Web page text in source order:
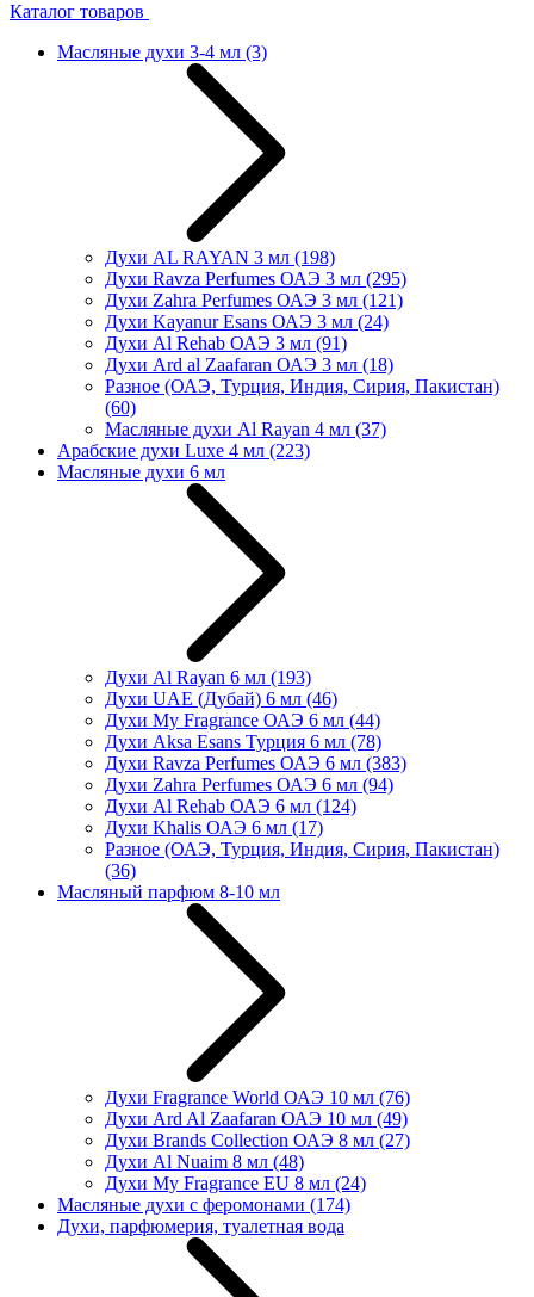
Каталог товаров
Масляные духи 3-4 мл (3)
Духи AL RAYAN 3 мл (198)
Духи Ravza Perfumes ОАЭ 3 мл (295)
Духи Zahra Perfumes ОАЭ 3 мл (121)
Духи Kayanur Esans ОАЭ 3 мл (24)
Духи Al Rehab ОАЭ 3 мл (91)
Духи Ard al Zaafaran ОАЭ 3 мл (18)
Разное (ОАЭ, Турция, Индия, Сирия, Пакистан)
(60)
Масляные духи Al Rayan 4 мл (37)
Арабские духи Luxe 4 мл (223)
Масляные духи 6 мл
Духи Al Rayan 6 мл (193)
Духи UAE (Дубай) 6 мл (46)
Духи My Fragrance ОАЭ 6 мл (44)
Духи Aksa Esans Турция 6 мл (78)
Духи Ravza Perfumes ОАЭ 6 мл (383)
Духи Zahra Perfumes ОАЭ 6 мл (94)
Духи Al Rehab ОАЭ 6 мл (124)
Духи Khalis ОАЭ 6 мл (17)
Разное (ОАЭ, Турция, Индия, Сирия, Пакистан)
(36)
Масляный парфюм 8-10 мл
Духи Fragrance World ОАЭ 10 мл (76)
Духи Ard Al Zaafaran ОАЭ 10 мл (49)
Духи Brands Collection ОАЭ 8 мл (27)
Духи Al Nuaim 8 мл (48)
Духи My Fragrance EU 8 мл (24)
Масляные духи с феромонами (174)
Духи, парфюмерия, туалетная вода